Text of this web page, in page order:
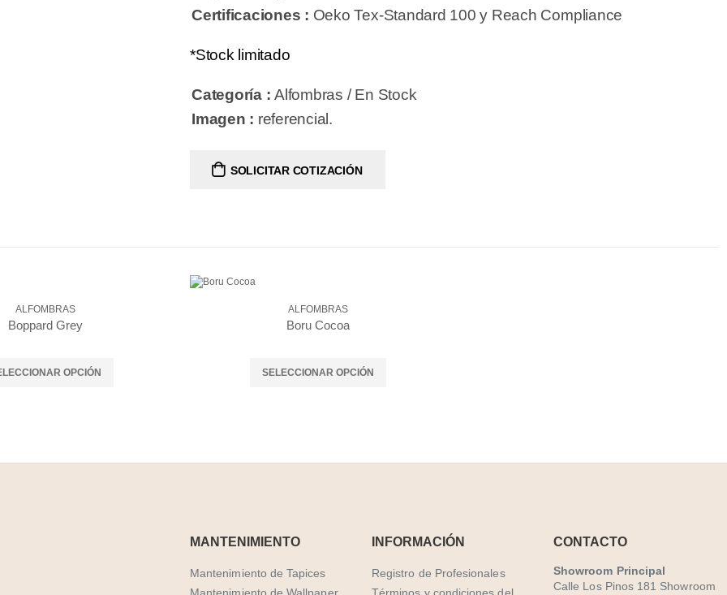
Certificaciones : Oeko Tex-Standard 100 y Reach Compliance
*Stock limitado
Categoría :Alfombras / En Stock
Imagen : referencial.
SOLICITAR COTIZACIÓN
ALFOMBRAS
Boppard Grey
OPCIÓN
ALFOMBRAS
Boru Cocoa
SELECCIONAR OPCIÓN
MANTENIMIENTO
Mantenimiento de Tapices
INFORMACIÓN
Registro de Profesionales
CONTACTO
Showroom Principal
Calle Los Pinos 181 Showroom